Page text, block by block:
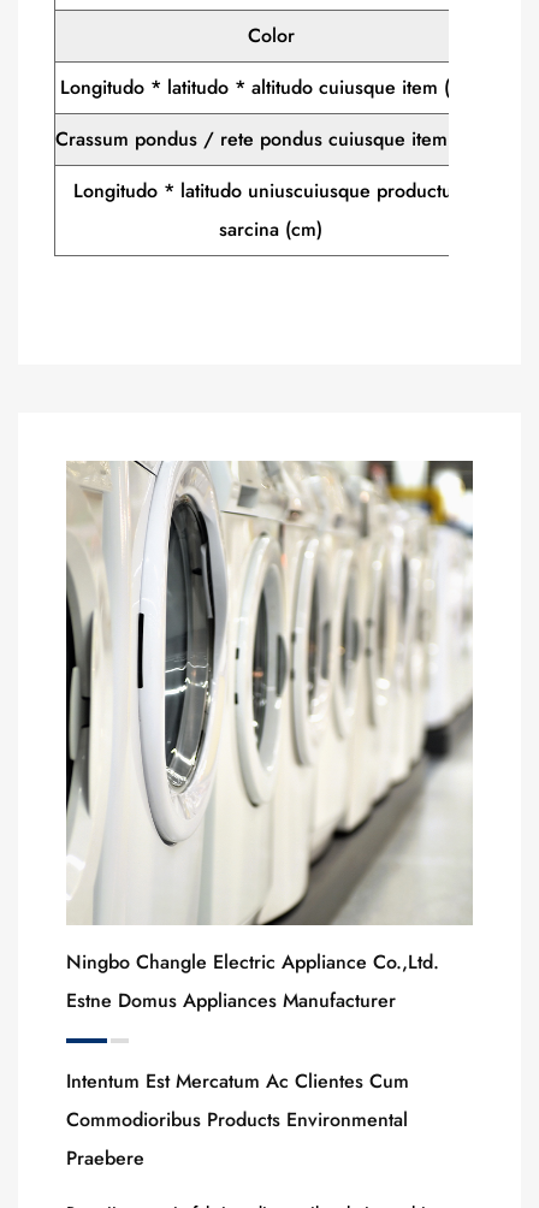
Color
Longitudo * latitudo * altitudo cuiusque item (cm)
Crassum pondus / rete pondus cuiusque item (kg)
Longitudo * latitudo uniuscuiusque productum
sarcina (cm)
Ningbo Changle Electric Appliance Co.,ltd.
Estne Domus Appliances Manufacturer
Intentum Est Mercatum Ac Clientes Cum
Commodioribus Products Environmental
Praebere